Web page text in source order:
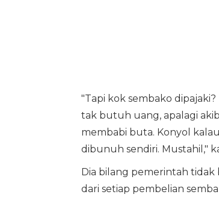
"Tapi kok sembako
tak butuh uang, apalagi
membabi buta. Konyol
dibunuh sendiri. Mustahil,"
Dia bilang pemerintah
dari setiap pembelian